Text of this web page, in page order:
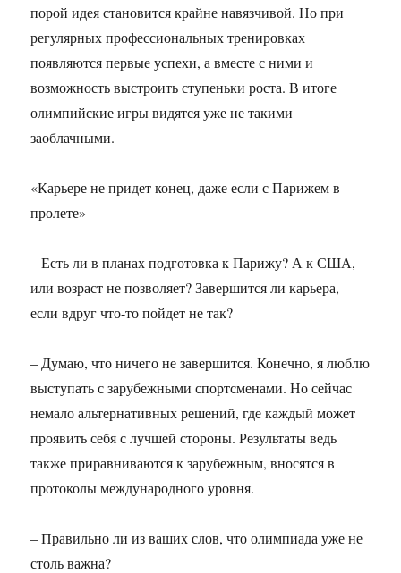
порой идея становится крайне навязчивой. Но при
регулярных профессиональных тренировках
появляются первые успехи, а вместе с ними и
возможность выстроить ступеньки роста. В итоге
олимпийские игры видятся уже не такими
заоблачными.
«Карьере не придет конец, даже если с Парижем в
пролете»
– Есть ли в планах подготовка к Парижу? А к США,
или возраст не позволяет? Завершится ли карьера,
если вдруг что-то пойдет не так?
– Думаю, что ничего не завершится. Конечно, я люблю
выступать с зарубежными спортсменами. Но сейчас
немало альтернативных решений, где каждый может
проявить себя с лучшей стороны. Результаты ведь
также приравниваются к зарубежным, вносятся в
протоколы международного уровня.
– Правильно ли из ваших слов, что олимпиада уже не
столь важна?